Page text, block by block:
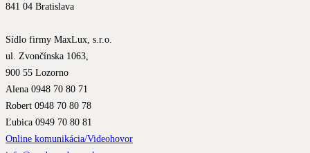
841 04 Bratislava
Sídlo firmy MaxLux, s.r.o.
ul. Zvončínska 1063,
900 55 Lozorno
Alena 0948 70 80 71
Robert 0948 70 80 78
Ľubica 0949 70 80 81
Online komunikácia/Videohovor